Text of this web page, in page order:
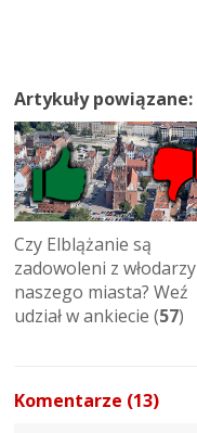
Artykuły powiązane:
Czy Elblążanie są
zadowoleni z włodarzy
naszego miasta? Weź
udział w ankiecie (57)
Komentarze (13)